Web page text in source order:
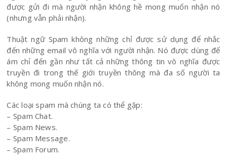
được gửi đi mà người nhận không hề mong muốn nhận nó
(nhưng vẫn phải nhận).
Thuật ngữ Spam không những chỉ được sử dụng để nhắc
đến những email vô nghĩa với người nhận. Nó được dùng để
ám chỉ đến gần như tất cả những thông tin vô nghĩa được
truyền đi trong thế giới truyền thông mà đa số người ta
không mong muốn nhận nó.
Các loại spam mà chúng ta có thể gặp:
– Spam Chat.
– Spam News.
– Spam Message.
– Spam Forum.